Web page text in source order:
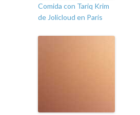
Comida con Tariq Krim
de Jolicloud en Paris